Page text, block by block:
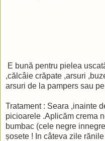
E bună pentru pielea
,călcâie crăpate ,arsuri
arsuri de la pampers sau
Tratament : Seara ,inainte
picioarele .Aplicăm crema
bumbac (cele negre
șosete ! In câteva zile